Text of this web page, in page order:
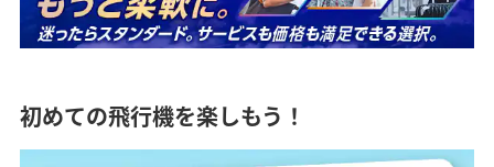
初めての飛行機を楽しもう！